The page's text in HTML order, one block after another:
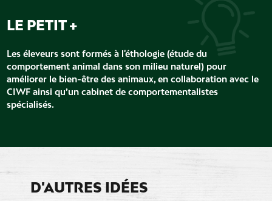
LE PETIT +
Les éleveurs sont formés à l'éthologie (étude du
comportement animal dans son milieu naturel) pour
améliorer le bien-être des animaux, en collaboration avec le
CIWF ainsi qu’un cabinet de comportementalistes
spécialisés.
D'AUTRES IDÉES